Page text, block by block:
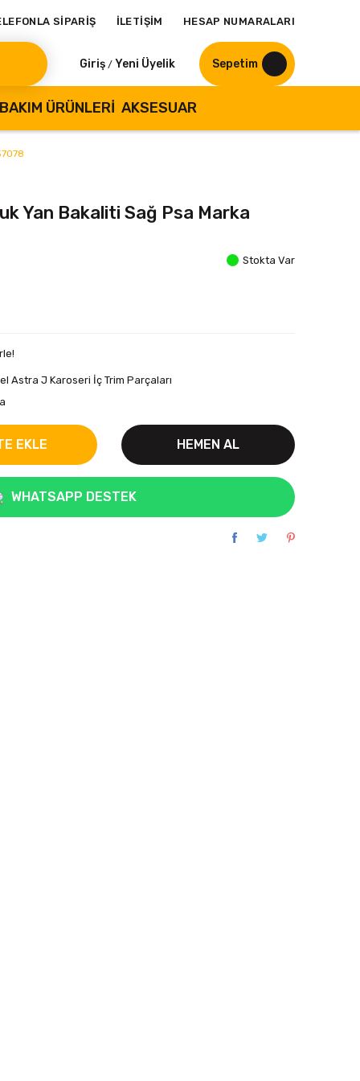
SİPARİŞ İLETİŞİM HESAP NUMARALARI
Giriş / Yeni Üyelik Sepetim
ÜRÜNLERI AKSESUAR
Yan Bakaliti Sağ Psa Marka
Stokta Var
Astra J Karoseri İç Trim Parçaları
EKLE HEMEN AL
WHATSAPP DESTEK